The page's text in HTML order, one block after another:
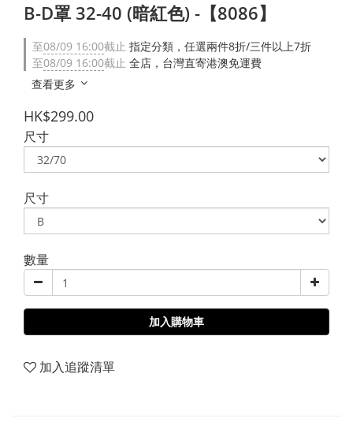
B-D罩 32-40 (暗紅色) -【8086】
至08/09 16:00截止 指定分類，任選兩件8折/三件以上7折
至08/09 16:00截止 全店，台灣直寄港澳免運費
查看更多
HK$299.00
尺寸
尺寸
數量
加入購物車
加入追蹤清單